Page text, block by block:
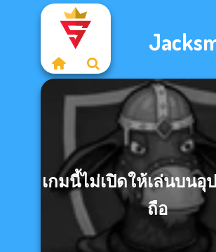
เกมนี้ไม่เปิดให้เล่นบน
ถือ